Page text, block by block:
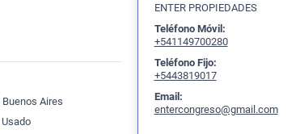
Buenos Aires
Usado
ENTER PROPIEDADES
Teléfono Móvil:
+541149700280
Teléfono Fijo:
+5443819017
Email:
entercongreso@gmail.com